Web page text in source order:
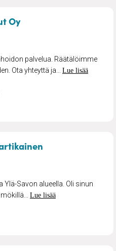
Oy– Koti- ja
palvelua. Räätälöimme
Ota yhteyttä ja... Lue lisää
Savon alueella. Oli sinun
Lue lisää